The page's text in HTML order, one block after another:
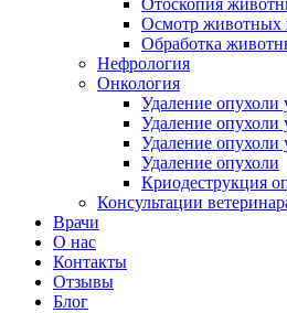
Отоскопия
Осмотр животных
Обработка
Нефрология
Онкология
Удаление опухоли
Удаление опухоли
Удаление опухоли
Удаление опухоли
Криодеструкция
Консультации
Врачи
О нас
Контакты
Отзывы
Блог